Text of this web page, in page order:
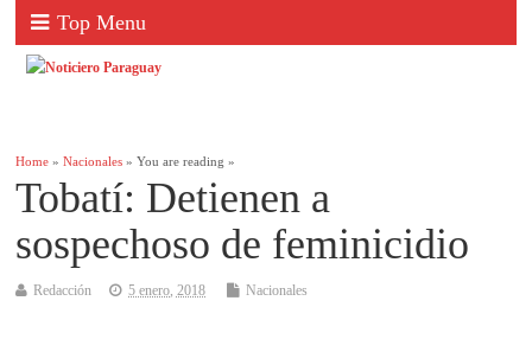
Top Menu
Home »Nacionales » You are reading »
Tobatí: Detienen a
sospechoso de feminicidio
Redacción 5 enero, 2018 Nacionales